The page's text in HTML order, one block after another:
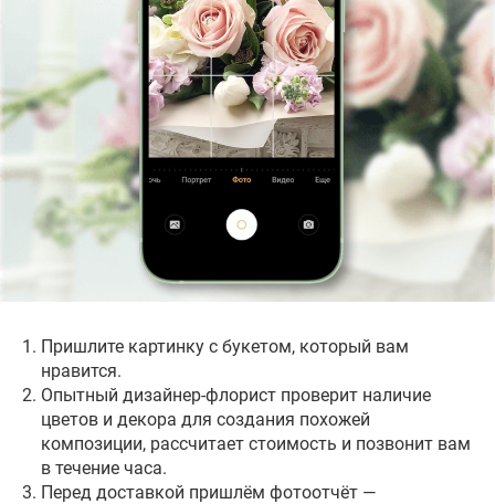
Салоны для самовывоза
Получите КП
+7 913 713-50-47
DOSTAVKA@NSKFLORAOPT.RU
Опишите ваши потребности, и я рассчитаю
стоимость цветов и услуг с максимально
возможной скидкой и гарантиями за 2 часа!
Наши постоянные клиенты
Пришлите картинку с букетом, который вам
нравится.
Опытный дизайнер-флорист проверит наличие
цветов и декора для создания похожей
композиции, рассчитает стоимость и позвонит вам
в течение часа.
Перед доставкой пришлём фотоотчёт —